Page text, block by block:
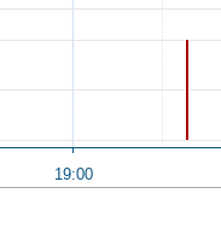
19:00